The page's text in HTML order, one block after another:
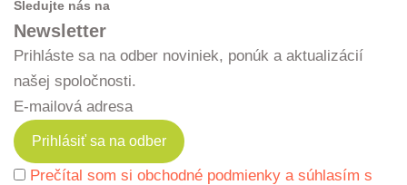
Sledujte nás na
Newsletter
Prihláste sa na odber noviniek, ponúk a aktualizácií
našej spoločnosti.
E-mailová adresa
Prečítal som si obchodné podmienky a súhlasím s